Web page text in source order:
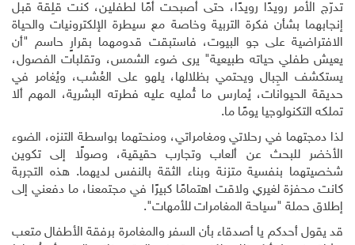
تدرّج الأمر رويدًا رويدًا، حتى أصبحت أمًا لطفلين، كنت قلِقة قبل
إنجابهما بشأن فكرة التربية وخاصة مع سيطرة الإلكترونيات والحياة
الافتراضية على جو البيوت، فاستبقت قدومهما بقرارٍ حاسم "أن
يعيش طفلي حياته طبيعية" يرى ضوء الشمس، وتقلبات الفصول،
يستكشف الجِبال ويحتمي بظلالها، يلهو على العُشب، ويُغامر في
حديقة الحيوانات، يُمارس ما تُمليه عليه فطرته البشرية، المهم ألا
تملكه التكنولوجيا يومًا ما.
لذا دمجتهما في رحلاتي ومغامراتي، ومنحتهما بواسطة التنزه، الضوء
الأخضر للبحث عن ألعاب وتجارب حقيقية، وصولًا إلى تكوين
شخصيتهما بنفسية متزنة وبناء الثقة بالنفس لديهما. هذه التجربة
كانت محفزة لغيري ولاقت اهتمامًا كبيرًا في مجتمعنا، ما دفعني إلى
إطلاق حملة "سياحة المغامرات للأمهات".
قد يقول أحدكم يا أصدقاء بأن السفر والمغامرة برفقة الأطفال متعب